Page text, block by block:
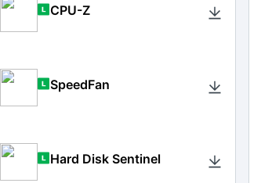
CPU-Z
SpeedFan
Hard Disk Sentinel